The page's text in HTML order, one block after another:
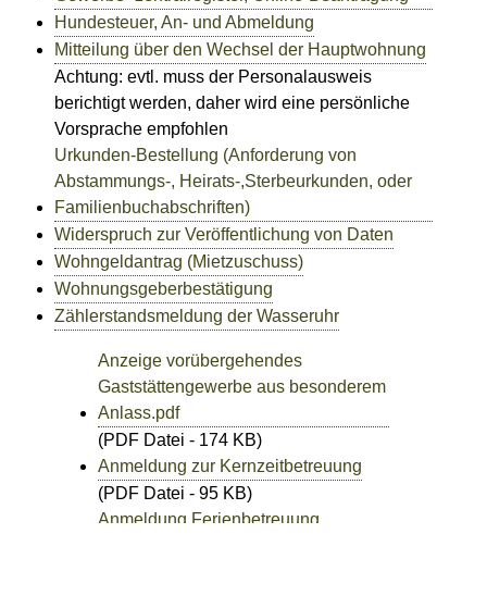
Hundesteuer, An- und Abmeldung
Mitteilung über den Wechsel der Hauptwohnung
Achtung: evtl. muss der Personalausweis
berichtigt werden, daher wird eine persönliche
Vorsprache empfohlen
Urkunden-Bestellung (Anforderung von
Abstammungs-, Heirats-,Sterbeurkunden, oder
Familienbuchabschriften)
Widerspruch zur Veröffentlichung von Daten
Wohngeldantrag (Mietzuschuss)
Wohnungsgeberbestätigung
Zählerstandsmeldung der Wasseruhr
Anzeige vorübergehendes
Gaststättengewerbe aus besonderem
Anlass.pdf
(PDF Datei - 174 KB)
Anmeldung zur Kernzeitbetreuung
(PDF Datei - 95 KB)
Anmeldung Ferienbetreuung